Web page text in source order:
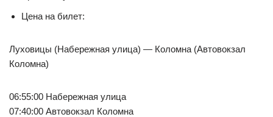
Цена на билет:
Луховицы (Набережная улица) — Коломна (Автовокзал
Коломна)
06:55:00 Набережная улица
07:40:00 Автовокзал Коломна